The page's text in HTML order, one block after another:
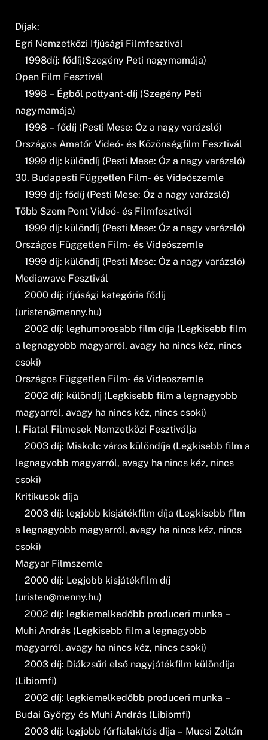
Díjak:
Egri Nemzetközi Ifjúsági Filmfesztivál
1998díj: fődíj(Szegény Peti nagymamája)
Open Film Fesztivál
1998 – Égből pottyant-díj (Szegény Peti
nagymamája)
1998 – fődíj (Pesti Mese: Óz a nagy varázsló)
Országos Amatőr Videó- és Közönségfilm Fesztivál
1999 díj: különdíj (Pesti Mese: Óz a nagy varázsló)
30. Budapesti Független Film- és Videószemle
1999 díj: fődíj (Pesti Mese: Óz a nagy varázsló)
Több Szem Pont Videó- és Filmfesztivál
1999 díj: különdíj (Pesti Mese: Óz a nagy varázsló)
Országos Független Film- és Videószemle
1999 díj: különdíj (Pesti Mese: Óz a nagy varázsló)
Mediawave Fesztivál
2000 díj: ifjúsági kategória fődíj
(uristen@menny.hu)
2002 díj: leghumorosabb film díja (Legkisebb film
a legnagyobb magyarról, avagy ha nincs kéz, nincs
csoki)
Országos Független Film- és Videoszemle
2002 díj: különdíj (Legkisebb film a legnagyobb
magyarról, avagy ha nincs kéz, nincs csoki)
I. Fiatal Filmesek Nemzetközi Fesztiválja
2003 díj: Miskolc város különdíja (Legkisebb film a
legnagyobb magyarról, avagy ha nincs kéz, nincs
csoki)
Kritikusok díja
2003 díj: legjobb kisjátékfilm díja (Legkisebb film
a legnagyobb magyarról, avagy ha nincs kéz, nincs
csoki)
Magyar Filmszemle
2000 díj: Legjobb kisjátékfilm díj
(uristen@menny.hu)
2002 díj: legkiemelkedőbb produceri munka –
Muhi András (Legkisebb film a legnagyobb
magyarról, avagy ha nincs kéz, nincs csoki)
2003 díj: Diákzsűri első nagyjátékfilm különdíja
(Libiomfi)
2002 díj: legkiemelkedőbb produceri munka –
Budai György és Muhi András (Libiomfi)
2003 díj: legjobb férfialakítás díja – Mucsi Zoltán